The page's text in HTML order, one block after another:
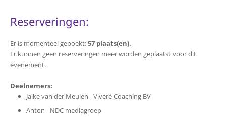
Reserveringen:
Er is momenteel geboekt:57 plaats(en).
Er kunnen geen reserveringen meer worden geplaatst voor dit
evenement.
Deelnemers:
Jaike van der Meulen - Viverè Coaching BV
Anton - NDC mediagroep